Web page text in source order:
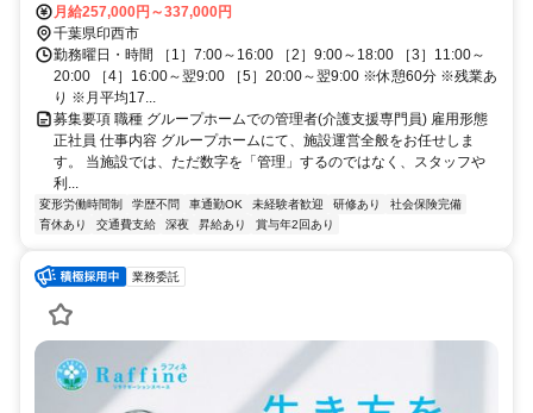
月給257,000円～337,000円
千葉県印西市
勤務曜日・時間 ［1］7:00～16:00 ［2］9:00～18:00 ［3］11:00～
20:00 ［4］16:00～翌9:00 ［5］20:00～翌9:00 ※休憩60分 ※残業あ
り ※月平均17...
募集要項 職種 グループホームでの管理者(介護支援専門員) 雇用形態
正社員 仕事内容 グループホームにて、施設運営全般をお任せしま
す。 当施設では、ただ数字を「管理」するのではなく、スタッフや
利...
変形労働時間制 学歴不問 車通勤OK 未経験者歓迎 研修あり
社会保険完備
育休あり
交通費支給 深夜 昇給あり 賞与年2回あり
業務委託